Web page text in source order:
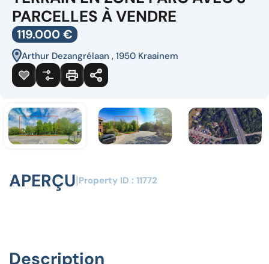
PARCELLES À VENDRE
119.000 €
Arthur Dezangrélaan , 1950 Kraainem
APERÇU|Property ID : 11772
Description